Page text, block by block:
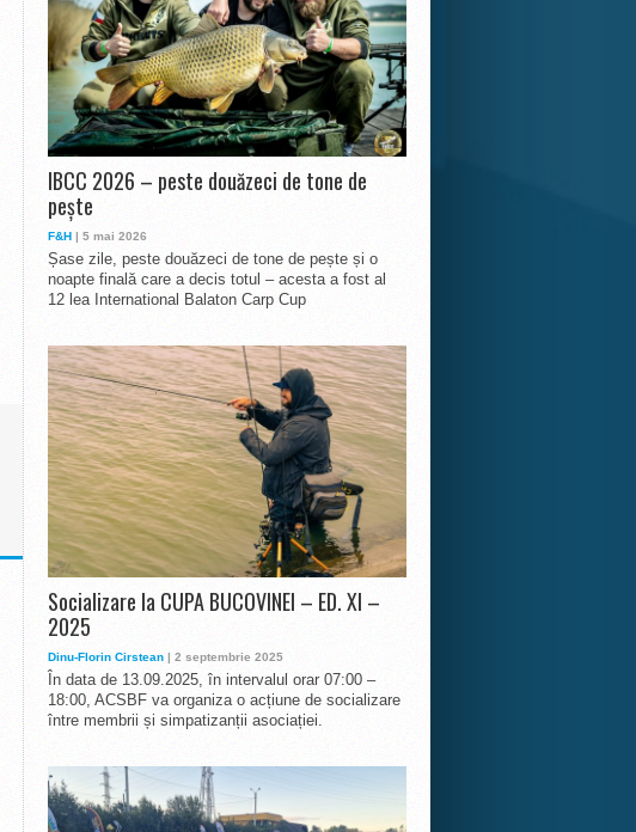
IBCC 2026 – peste douăzeci de tone de
pește
F&H | 5 mai 2026
Șase zile, peste douăzeci de tone de pește și o
noapte finală care a decis totul – acesta a fost al
12 lea International Balaton Carp Cup
Socializare la CUPA BUCOVINEI – ED. XI –
2025
Dinu-Florin Cirstean | 2 septembrie 2025
În data de 13.09.2025, în intervalul orar 07:00 –
18:00, ACSBF va organiza o acțiune de socializare
între membrii și simpatizanții asociației.